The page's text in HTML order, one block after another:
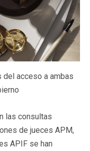
acceso a ambas
las consultas
de jueces APM,
APIF se han